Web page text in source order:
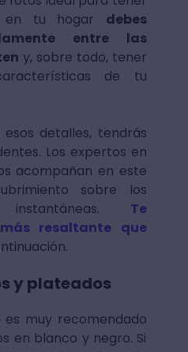
en tu hogar debes
entre las
y, sobre todo, tener
de tu
detalles, tendrás
Los expertos en
acompañan en este
sobre los
Te
resaltante que
y plateados
muy recomendado
en blanco y negro. Si